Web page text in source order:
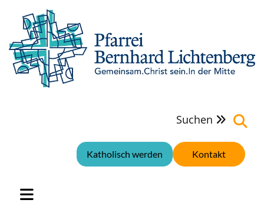
Suchen 
Kontakt
Katholisch werden